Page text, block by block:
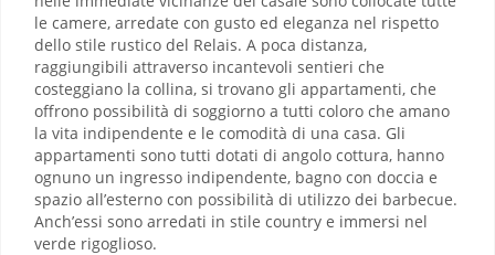
le camere, arredate con gusto ed eleganza nel rispetto
dello stile rustico del Relais. A poca distanza,
raggiungibili attraverso incantevoli sentieri che
costeggiano la collina, si trovano gli appartamenti, che
offrono possibilità di soggiorno a tutti coloro che amano
la vita indipendente e le comodità di una casa. Gli
appartamenti sono tutti dotati di angolo cottura, hanno
ognuno un ingresso indipendente, bagno con doccia e
spazio all’esterno con possibilità di utilizzo dei barbecue.
Anch’essi sono arredati in stile country e immersi nel
verde rigoglioso.